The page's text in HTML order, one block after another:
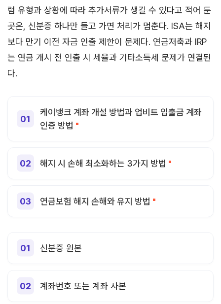
럼 유형과 상황에 따라 추가서류가 생길 수 있다고 적어 둔
곳은, 신분증 하나만 들고 가면 처리가 멈춘다. ISA는 해지
보다 만기 이전 자금 인출 제한이 문제다. 연금저축과 IRP
는 연금 개시 전 인출 시 세율과 기타소득세 문제가 연결된
다.
케이뱅크 계좌 개설 방법과 업비트 입출금 계좌
인증 방법
해지 시 손해 최소화하는 3가지 방법
연금보험 해지 손해와 유지 방법
신분증 원본
계좌번호 또는 계좌 사본